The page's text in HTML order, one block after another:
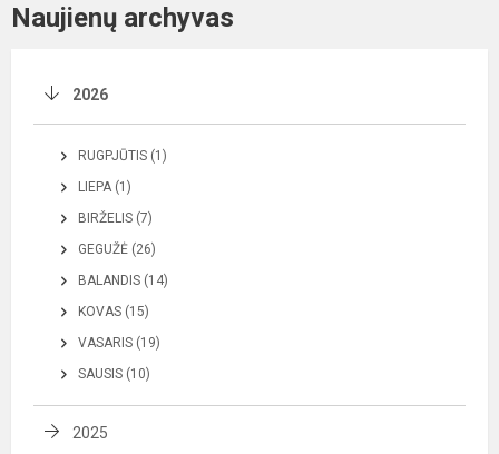
Naujienų archyvas
2026
RUGPJŪTIS (1)
LIEPA (1)
BIRŽELIS (7)
GEGUŽĖ (26)
BALANDIS (14)
KOVAS (15)
VASARIS (19)
SAUSIS (10)
2025